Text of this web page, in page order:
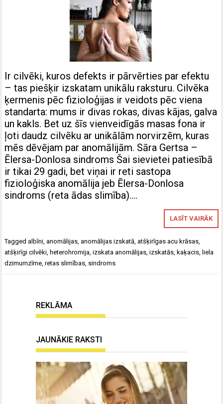
Ir cilvēki, kuros defekts ir pārvērties par efektu
– tas piešķir izskatam unikālu raksturu. Cilvēka
ķermenis pēc fizioloģijas ir veidots pēc viena
standarta: mums ir divas rokas, divas kājas, galva
un kakls. Bet uz šīs vienveidīgās masas fona ir
ļoti daudz cilvēku ar unikālām norvirzēm, kuras
mēs dēvējam par anomālijām. Sāra Gertsa –
Ēlersa-Donlosa sindroms Šai sievietei patiesībā
ir tikai 29 gadi, bet viņai ir reti sastopa
fizioloģiska anomālija jeb Ēlersa-Donlosa
sindroms (reta ādas slimība)….
LASĪT VAIRĀK
Taggedalbīni ,anomālijas ,anomālijas izskatā ,atšķirīgas acu krāsas
atšķirīgi cilvēki ,heterohromija ,izskata anomālijas ,izskatās ,kaķacis ,liela
dzimumzīme ,retas slimības sindroms
REKLĀMA
JAUNĀKIE RAKSTI